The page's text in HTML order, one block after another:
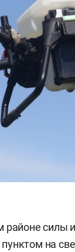
районе силы
на